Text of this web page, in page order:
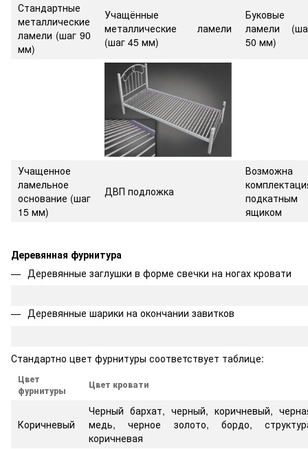
Стандартные
металлические
ламели (шаг 90
мм)
Учащённые
металлические ламели
(шаг 45 мм)
Буковые
ламели
50 мм)
Учащенное
ламельное
основание (шаг
15 мм)
ДВП подложка
Возможна
подкатным
ящиком
Деревянная фурнитура
Деревянные заглушки в форме свечки на ногах кровати
Деревянные шарики на окончании завитков
Стандартно цвет фурнитуры соответствует таблице:
Цвет
фурнитуры
Цвет кровати
Коричневый
Черный бархат, черный, коричневый,
медь, черное золото, бордо,
коричневая